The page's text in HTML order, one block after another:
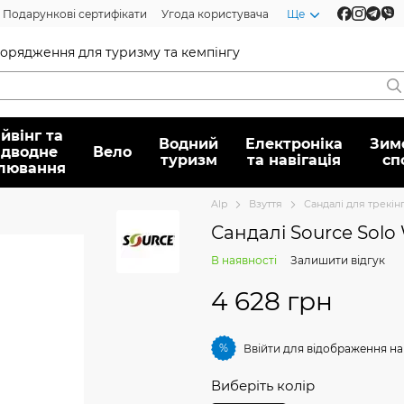
Подарункові сертифікати Угода користувача Ще
для туризму та кемпінгу
та
Вело
Водний
туризм
Електроніка
та навігація
Alp Взуття Сандалі для
Сандалі Sourсe
В наявності Залишити відгук
4 628 грн
% Ввійти для відображення
Виберіть колір